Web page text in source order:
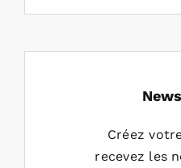
Créez
recevez les